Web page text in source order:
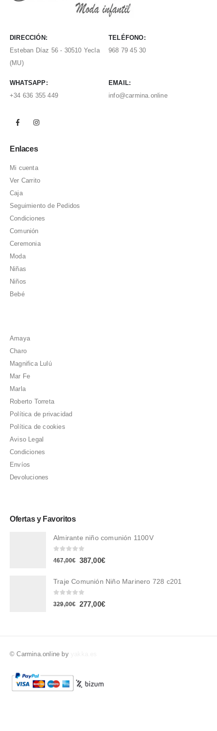
DIRECCIÓN:
Esteban Díaz 56 - 30510 Yecla
(MU)
TELÉFONO:
968 79 45 30
WHATSAPP:
+34 636 355 449
EMAIL:
info@carmina.online
Enlaces
Mi cuenta
Ver Carrito
Caja
Seguimiento de Pedidos
Condiciones
Comunión
Ceremonia
Moda
Niñas
Niños
Bebé
Amaya
Charo
Magnifica Lulú
Mar Fe
Marla
Roberto Torreta
Política de privacidad
Política de cookies
Aviso Legal
Condiciones
Envíos
Devoluciones
Ofertas y Favoritos
Almirante niño comunión 1100V
out of 5
467,00€ 387,00€
Traje Comunión Niño Marinero 728 c201
out of 5
329,00€ 277,00€
© Carmina.online by